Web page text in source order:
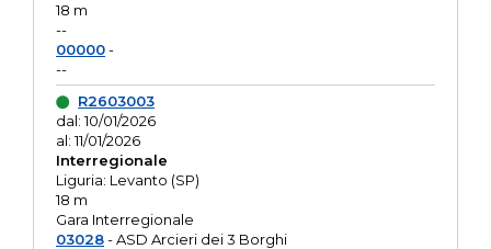
18 m
--
00000-
--
R2603003
dal: 10/01/2026
al: 11/01/2026
Interregionale
Liguria: Levanto (SP)
18 m
Gara Interregionale
03028- ASD Arcieri dei 3 Borghi